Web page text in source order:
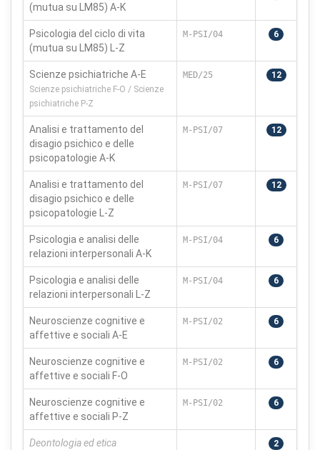
(mutua su LM85) A-K
Psicologia del ciclo di vita
(mutua su LM85) L-Z
M-PSI/04 6
Scienze psichiatriche A-E
Scienze psichiatriche F-O / Scienze
psichiatriche P-Z
MED/25 12
Analisi e trattamento del
disagio psichico e delle
psicopatologie A-K
M-PSI/07 12
Analisi e trattamento del
disagio psichico e delle
psicopatologie L-Z
M-PSI/07 12
Psicologia e analisi delle
relazioni interpersonali A-K
M-PSI/04 6
Psicologia e analisi delle
relazioni interpersonali L-Z
M-PSI/04 6
Neuroscienze cognitive e
affettive e sociali A-E
M-PSI/02 6
Neuroscienze cognitive e
affettive e sociali F-O
M-PSI/02 6
Neuroscienze cognitive e
affettive e sociali P-Z
M-PSI/02 6
Deontologia ed etica
2
Preferenze cookie ×
Scegli quali categorie di cookie vuoi accettare. I cookie
necessari sono sempre attivi perché indispensabili al
funzionamento del sito.
Cookie necessari Sempre attivi
Indispensabili al funzionamento del sito (sessione,
sicurezza, preferenze tecniche). Senza di essi il sito
non può funzionare correttamente.